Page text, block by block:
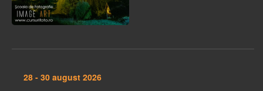
28 - 30 august 2026